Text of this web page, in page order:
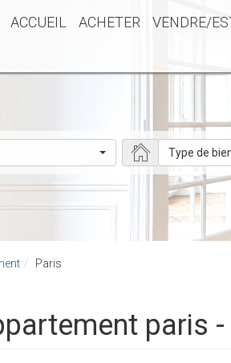
ACCUEIL ACHETER VENDRE/
Type de
Paris
paris